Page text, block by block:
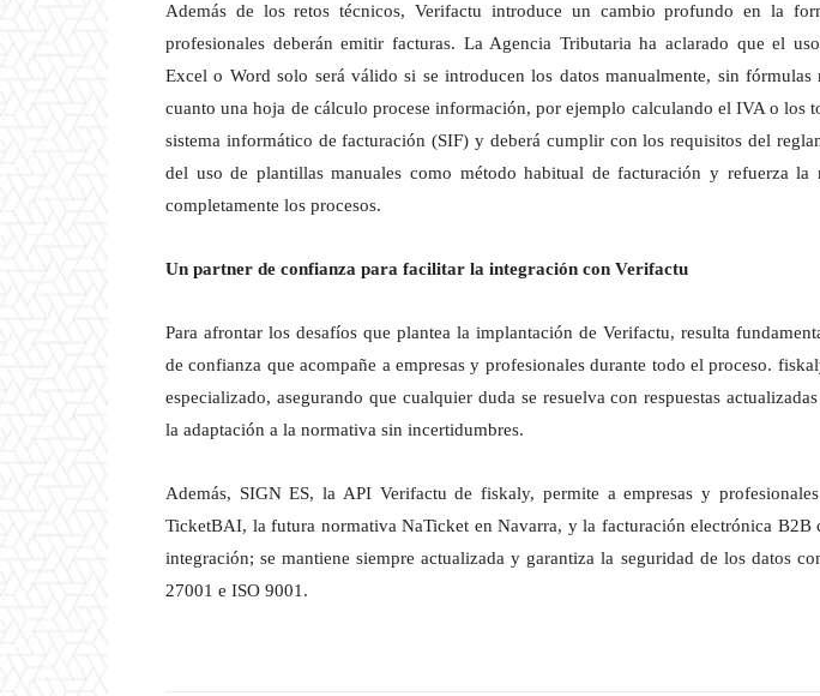
Además de los retos técnicos, Verifactu introduce un cambio profundo en la
profesionales deberán emitir facturas. La Agencia Tributaria ha aclarado que el
Excel o Word solo será válido si se introducen los datos manualmente, sin fórmulas
cuanto una hoja de cálculo procese información, por ejemplo calculando el IVA o los
sistema informático de facturación (SIF) y deberá cumplir con los requisitos del
del uso de plantillas manuales como método habitual de facturación y refuerza la
completamente los procesos.
Un partner de confianza para facilitar la integración con Verifactu
Para afrontar los desafíos que plantea la implantación de Verifactu, resulta
de confianza que acompañe a empresas y profesionales durante todo el proceso.
especializado, asegurando que cualquier duda se resuelva con respuestas
la adaptación a la normativa sin incertidumbres.
Además, SIGN ES, la API Verifactu de fiskaly, permite a empresas y
TicketBAI, la futura normativa NaTicket en Navarra, y la facturación electrónica B2B
integración; se mantiene siempre actualizada y garantiza la seguridad de los datos
27001 e ISO 9001.